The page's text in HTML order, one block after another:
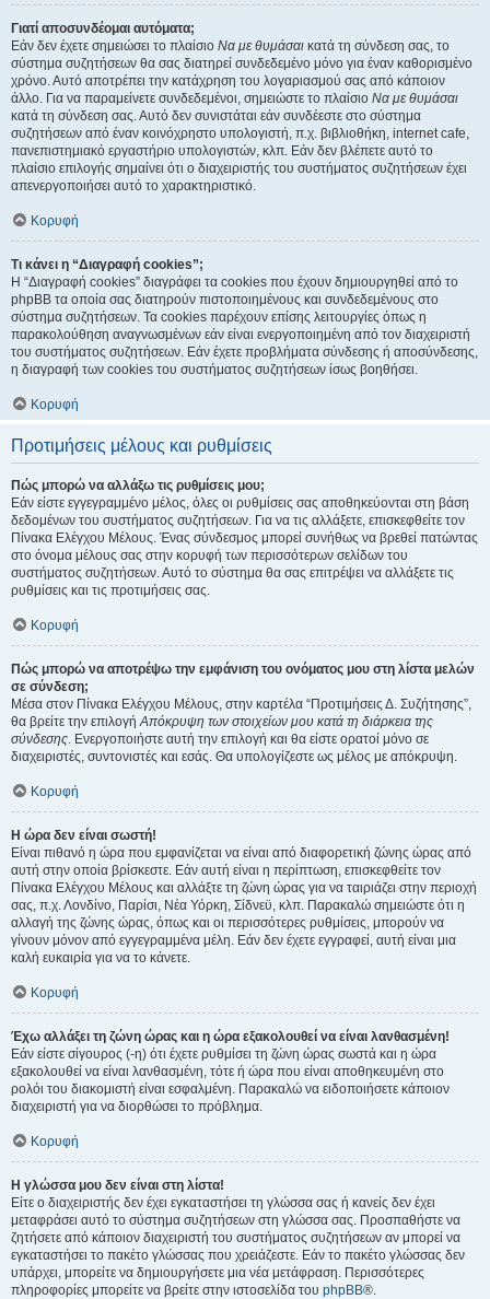
Γιατί αποσυνδέομαι αυτόματα;
Εάν δεν έχετε σημειώσει το πλαίσιο Να με θυμάσαι κατά τη σύνδεση σας, το
σύστημα συζητήσεων θα σας διατηρεί συνδεδεμένο μόνο για έναν καθορισμένο
χρόνο. Αυτό αποτρέπει την κατάχρηση του λογαριασμού σας από κάποιον
άλλο. Για να παραμείνετε συνδεδεμένοι, σημειώστε το πλαίσιο Να με θυμάσαι
κατά τη σύνδεση σας. Αυτό δεν συνιστάται εάν συνδέεστε στο σύστημα
συζητήσεων από έναν κοινόχρηστο υπολογιστή, π.χ. βιβλιοθήκη, internet cafe,
πανεπιστημιακό εργαστήριο υπολογιστών, κλπ. Εάν δεν βλέπετε αυτό το
πλαίσιο επιλογής σημαίνει ότι ο διαχειριστής του συστήματος συζητήσεων έχει
απενεργοποιήσει αυτό το χαρακτηριστικό.
Κορυφή
Τι κάνει η “Διαγραφή cookies”;
Η “Διαγραφή cookies” διαγράφει τα cookies που έχουν δημιουργηθεί από το
phpBB τα οποία σας διατηρούν πιστοποιημένους και συνδεδεμένους στο
σύστημα συζητήσεων. Τα cookies παρέχουν επίσης λειτουργίες όπως η
παρακολούθηση αναγνωσμένων εάν είναι ενεργοποιημένη από τον διαχειριστή
του συστήματος συζητήσεων. Εάν έχετε προβλήματα σύνδεσης ή αποσύνδεσης,
η διαγραφή των cookies του συστήματος συζητήσεων ίσως βοηθήσει.
Κορυφή
Προτιμήσεις μέλους και ρυθμίσεις
Πώς μπορώ να αλλάξω τις ρυθμίσεις μου;
Εάν είστε εγγεγραμμένο μέλος, όλες οι ρυθμίσεις σας αποθηκεύονται στη βάση
δεδομένων του συστήματος συζητήσεων. Για να τις αλλάξετε, επισκεφθείτε τον
Πίνακα Ελέγχου Μέλους. Ένας σύνδεσμος μπορεί συνήθως να βρεθεί πατώντας
στο όνομα μέλους σας στην κορυφή των περισσότερων σελίδων του
συστήματος συζητήσεων. Αυτό το σύστημα θα σας επιτρέψει να αλλάξετε τις
ρυθμίσεις και τις προτιμήσεις σας.
Κορυφή
Πώς μπορώ να αποτρέψω την εμφάνιση του ονόματος μου στη λίστα μελών
σε σύνδεση;
Μέσα στον Πίνακα Ελέγχου Μέλους, στην καρτέλα “Προτιμήσεις Δ. Συζήτησης”,
θα βρείτε την επιλογήΑπόκρυψη των στοιχείων μου κατά τη διάρκεια της
σύνδεσης. Ενεργοποιήστε αυτή την επιλογή και θα είστε ορατοί μόνο σε
διαχειριστές, συντονιστές και εσάς. Θα υπολογίζεστε ως μέλος με απόκρυψη.
Κορυφή
Η ώρα δεν είναι σωστή!
Είναι πιθανό η ώρα που εμφανίζεται να είναι από διαφορετική ζώνης ώρας από
αυτή στην οποία βρίσκεστε. Εάν αυτή είναι η περίπτωση, επισκεφθείτε τον
Πίνακα Ελέγχου Μέλους και αλλάξτε τη ζώνη ώρας για να ταιριάζει στην περιοχή
σας, π.χ. Λονδίνο, Παρίσι, Νέα Υόρκη, Σίδνεϋ, κλπ. Παρακαλώ σημειώστε ότι η
αλλαγή της ζώνης ώρας, όπως και οι περισσότερες ρυθμίσεις, μπορούν να
γίνουν μόνον από εγγεγραμμένα μέλη. Εάν δεν έχετε εγγραφεί, αυτή είναι μια
καλή ευκαιρία για να το κάνετε.
Κορυφή
Έχω αλλάξει τη ζώνη ώρας και η ώρα εξακολουθεί να είναι λανθασμένη!
Εάν είστε σίγουρος (-η) ότι έχετε ρυθμίσει τη ζώνη ώρας σωστά και η ώρα
εξακολουθεί να είναι λανθασμένη, τότε ή ώρα που είναι αποθηκευμένη στο
ρολόι του διακομιστή είναι εσφαλμένη. Παρακαλώ να ειδοποιήσετε κάποιον
διαχειριστή για να διορθώσει το πρόβλημα.
Κορυφή
Η γλώσσα μου δεν είναι στη λίστα!
Είτε ο διαχειριστής δεν έχει εγκαταστήσει τη γλώσσα σας ή κανείς δεν έχει
μεταφράσει αυτό το σύστημα συζητήσεων στη γλώσσα σας. Προσπαθήστε να
ζητήσετε από κάποιον διαχειριστή του συστήματος συζητήσεων αν μπορεί να
εγκαταστήσει το πακέτο γλώσσας που χρειάζεστε. Εάν το πακέτο γλώσσας δεν
υπάρχει, μπορείτε να δημιουργήσετε μια νέα μετάφραση. Περισσότερες
πληροφορίες μπορείτε να βρείτε στην ιστοσελίδα του phpBB®.